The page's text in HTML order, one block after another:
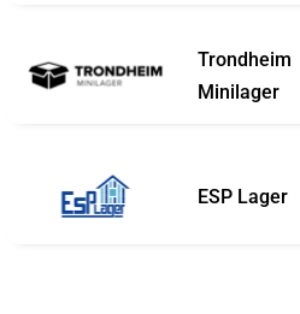
Trondheim
Minilager
ESP Lager